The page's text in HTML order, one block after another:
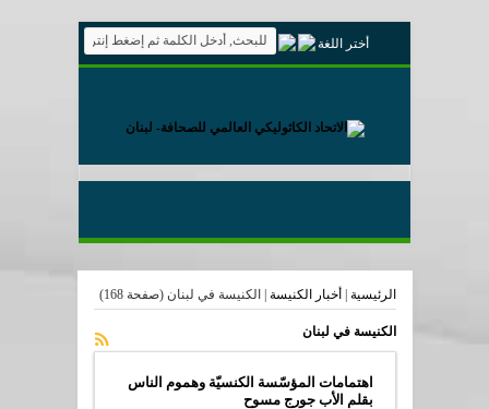
أختر اللغة
الرئيسية أخبار الكنيسة الكنيسة في لبنان (صفحة 168)
الكنيسة في لبنان
اهتمامات المؤسّسة الكنسيّة وهموم الناس
بقلم الأب جورج مسوح